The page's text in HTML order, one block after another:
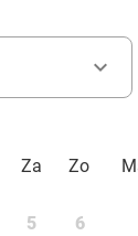
Za Zo
5 6